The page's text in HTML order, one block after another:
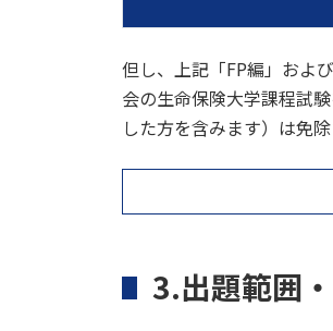
但し、上記「FP編」およ
会の生命保険大学課程試
した方を含みます）は免除
3.出題範囲